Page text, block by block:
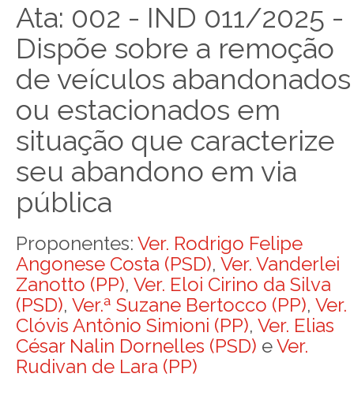
Ata: 002 - IND 011/2025 -
Dispõe sobre a remoção
de veículos abandonados
ou estacionados em
situação que caracterize
seu abandono em via
pública
Proponentes: Ver. Rodrigo Felipe
Angonese Costa (PSD), Ver. Vanderlei
Zanotto (PP), Ver. Eloi Cirino da Silva
(PSD), Ver.ª Suzane Bertocco (PP), Ver.
Clóvis Antônio Simioni (PP), Ver. Elias
César Nalin Dornelles (PSD) eVer.
Rudivan de Lara (PP)